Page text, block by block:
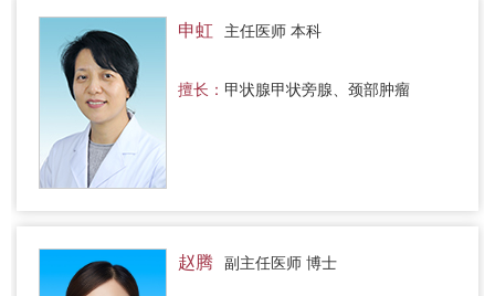
申虹 主任医师 本科
擅长： 甲状腺甲状旁腺、颈部肿瘤
赵腾 副主任医师 博士